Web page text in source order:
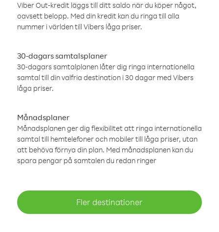
Viber Out-kredit läggs till ditt saldo när du köper något,
oavsett belopp. Med din kredit kan du ringa till alla
nummer i världen till Vibers låga priser.
30-dagars samtalsplaner
30-dagars samtalplanen låter dig ringa internationella
samtal till din valfria destination i 30 dagar med Vibers
låga priser.
Månadsplaner
Månadsplanen ger dig flexibilitet att ringa internationella
samtal till hemtelefoner och mobiler till låga priser, utan
att behöva förnya din plan. Med månadsplanen kan du
spara pengar på samtalen du redan ringer
Fler destinationer